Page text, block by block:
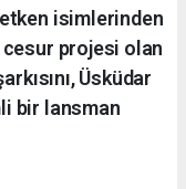
isimlerinden
cesur projesi olan
Üsküdar
bir lansman